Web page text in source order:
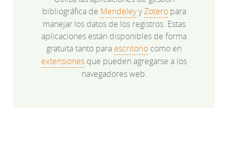
bibliográfica de MendeleyyZoteropara
manejar los datos de los registros. Estas
aplicaciones están disponibles de forma
gratuita tanto para escritorio como en
extensiones que pueden agregarse a los
navegadores web.